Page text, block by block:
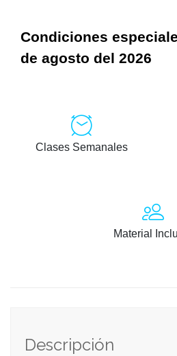
Condiciones
de agosto del 2026
Clases Semanales
Material
Descripción